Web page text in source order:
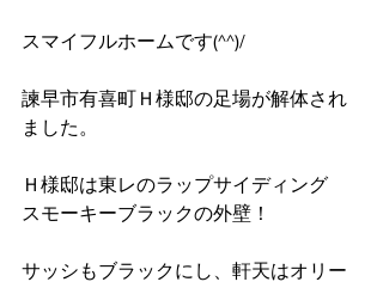
スマイフルホームです(^^)/
諫早市有喜町Ｈ様邸の足場が解体され
ました。
Ｈ様邸は東レのラップサイディング
スモーキーブラックの外壁！
サッシもブラックにし、軒天はオリー